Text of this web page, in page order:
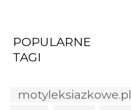
POPULARNE
TAGI
motyleksiazkowe.pl